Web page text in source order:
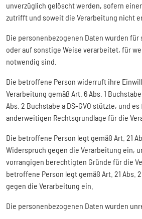
unverzüglich gelöscht werden, sofern
zutrifft und soweit die Verarbeitung nicht
Die personenbezogenen Daten wurden für
oder auf sonstige Weise verarbeitet, für
notwendig sind.
Die betroffene Person widerruft ihre
Verarbeitung gemäß Art. 6 Abs. 1
Abs. 2 Buchstabe a DS-GVO stützte, und
anderweitigen Rechtsgrundlage für die
Die betroffene Person legt gemäß Art. 21
Widerspruch gegen die Verarbeitung ein,
vorrangigen berechtigten Gründe für die
betroffene Person legt gemäß Art. 21 Abs.
gegen die Verarbeitung ein.
Die personenbezogenen Daten wurden